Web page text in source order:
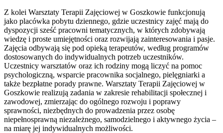
Z kolei Warsztaty Terapii Zajęciowej w Goszkowie funkcjonują
jako placówka pobytu dziennego, gdzie uczestnicy zajęć mają do
dyspozycji sześć pracowni tematycznych, w których zdobywają
wiedzę i proste umiejętności oraz rozwijają zainteresowania i pasje.
Zajęcia odbywają się pod opieką terapeutów, według programów
dostosowanych do indywidualnych potrzeb uczestników.
Uczestnicy warsztatów oraz ich rodziny mogą liczyć na pomoc
psychologiczną, wsparcie pracownika socjalnego, pielęgniarki a
także bezpłatne porady prawne. Warsztaty Terapii Zajęciowej w
Goszkowie realizują zadania w zakresie rehabilitacji społecznej i
zawodowej, zmierzając do ogólnego rozwoju i poprawy
sprawności, niezbędnych do prowadzenia przez osobę
niepełnosprawną niezależnego, samodzielnego i aktywnego życia –
na miarę jej indywidualnych możliwości.